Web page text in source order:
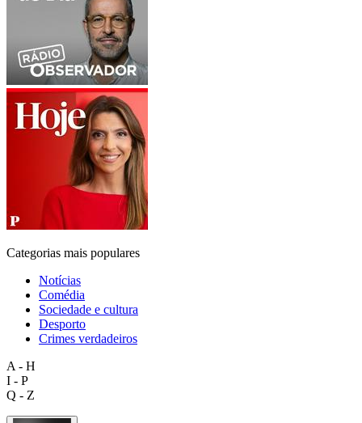
Categorias mais populares
Notícias
Comédia
Sociedade e cultura
Desporto
Crimes verdadeiros
A - H
I - P
Q - Z